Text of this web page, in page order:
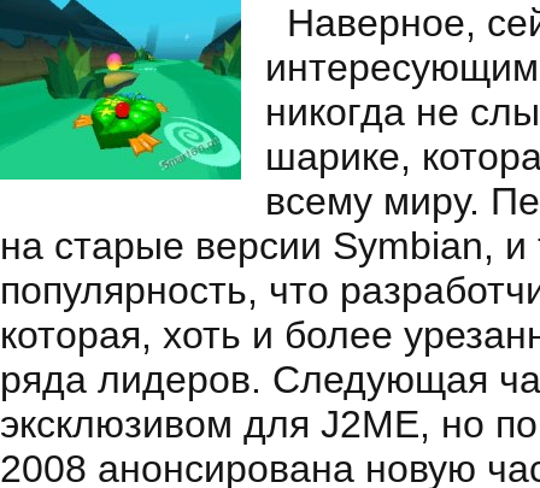
Наверное,
никогда не
шарике,
всему миру.
на старые версии Symbian,
популярность, что
которая, хоть и более
ряда лидеров. Следующая
эксклюзивом для J2ME, но
2008 анонсирована новую